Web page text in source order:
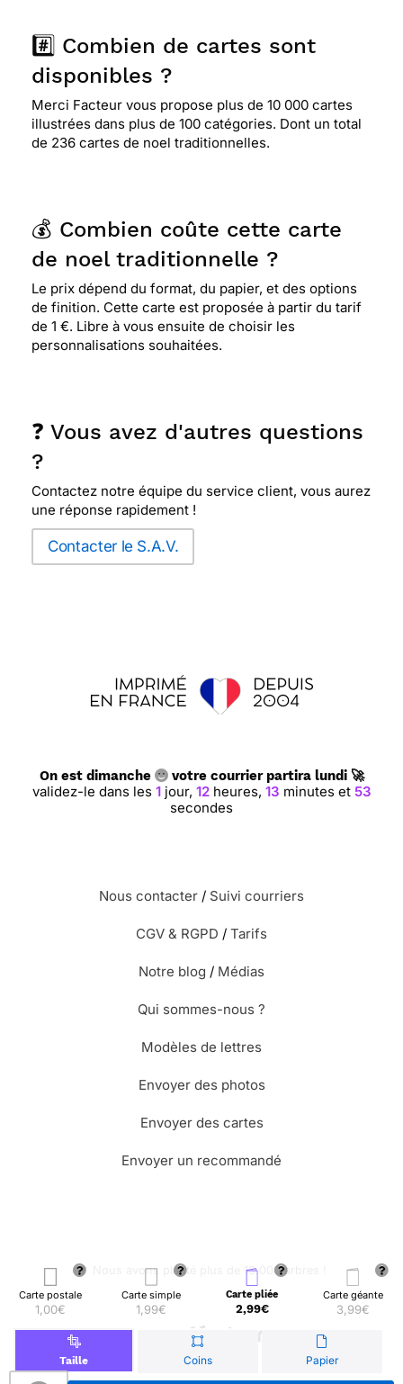
Carte postale
1,00€
Carte simple
1,99€
Carte pliée
2,99€
Carte géante
3,99€
Taille Coins Papier
⭐⭐⭐⭐⭐ Le 16/12/2015 : Cette carte me rappelle
l'ancien temps, le temps de vivre et le famille .
merci et joyeux noël
#️⃣ Combien de cartes sont
disponibles ?
Merci Facteur vous propose plus de 10 000 cartes
illustrées dans plus de 100 catégories. Dont un total
de 236 cartes de noel traditionnelles.
💰 Combien coûte cette carte
de noel traditionnelle ?
Le prix dépend du format, du papier, et des options
de finition. Cette carte est proposée à partir du tarif
de 1 €. Libre à vous ensuite de choisir les
personnalisations souhaitées.
❓ Vous avez d'autres questions
?
Contactez notre équipe du service client, vous aurez
une réponse rapidement !
Contacter le S.A.V.
On est dimanche votre courrier partira lundi 🚀
validez-le dans les 1 jour, 12 heures, 13 minutes et 52
secondes
Nous contacter / Suivi courriers
CGV & RGPD / Tarifs
Notre blog / Médias
Qui sommes-nous ?
Modèles de lettres
Envoyer des photos
Envoyer des cartes
Envoyer un recommandé
🌳 Nous avons planté plus de 13.000 arbres !
© Merci Facteur